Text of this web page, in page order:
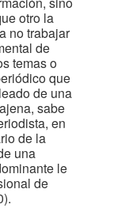
otro la
no trabajar
de
temas o
que
de una
sabe
en
de la
una
le
de